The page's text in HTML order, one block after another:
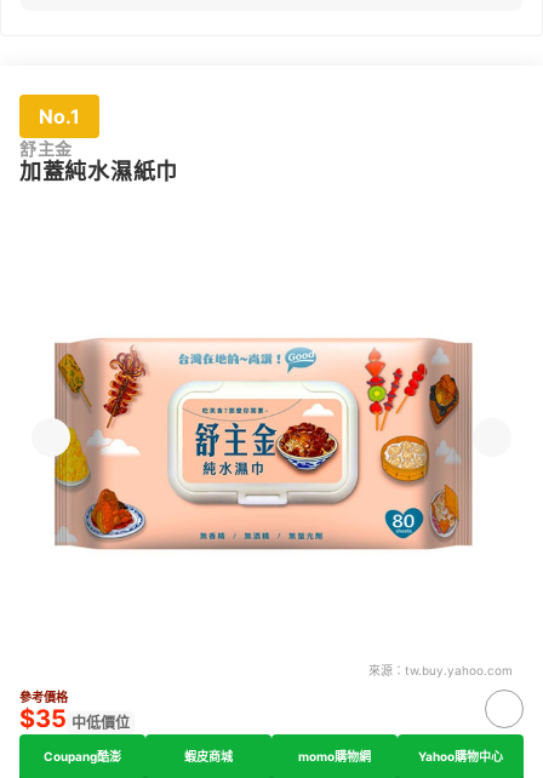
No.1
舒主金
加蓋純水濕紙巾
來源： tw.buy.yahoo.com
參考價格
$35 中低價位
Coupang酷澎 蝦皮商城 momo購物網 Yahoo購物中心